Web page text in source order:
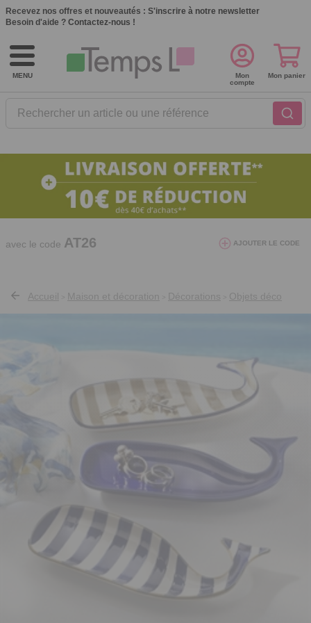
Recevez nos offres et nouveautés : S'inscrire à notre newsletter
Besoin d'aide ? Contactez-nous !
MENU
Rechercher un article ou une référence
Mon
compte
Mon panier
10€ de réduction dès 40€ d'achat. Offre
valable du 03/08/2026 au 12/08/2026.
avec le code AT26 AJOUTER LE CODE
Accueil Maison et décoration Décorations Objets déco